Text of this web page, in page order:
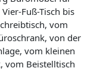
Fuß-Tisch bis
vom
von der
vom kleinen
vom Beistelltisch